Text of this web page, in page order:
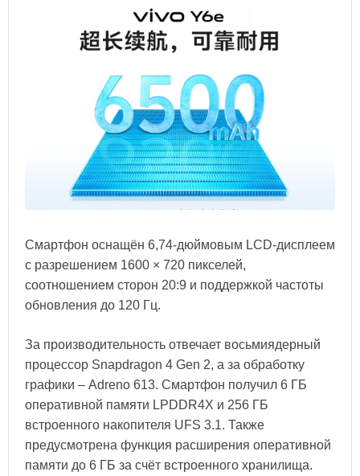
Смартфон оснащён 6,74-дюймовым LCD-дисплеем
с разрешением 1600 × 720 пикселей,
соотношением сторон 20:9 и поддержкой частоты
обновления до 120 Гц.
За производительность отвечает восьмиядерный
процессор Snapdragon 4 Gen 2, а за обработку
графики – Adreno 613. Смартфон получил 6 ГБ
оперативной памяти LPDDR4X и 256 ГБ
встроенного накопителя UFS 3.1. Также
предусмотрена функция расширения оперативной
памяти до 6 ГБ за счёт встроенного хранилища.